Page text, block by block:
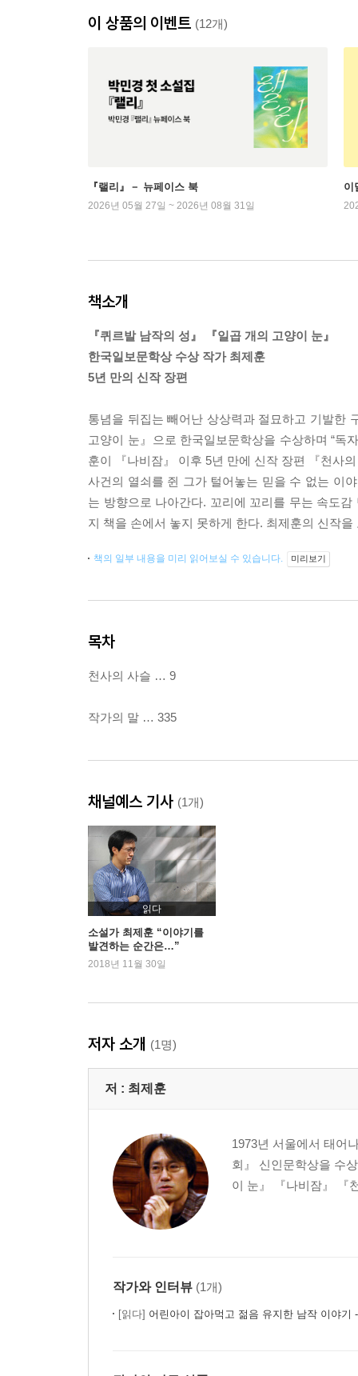
이 상품의 이벤트 (12개)
『랠리』－ 뉴페이스 북
2026년 05월 27일 ~ 2026년 08월 31일
이
책소개
『퀴르발 남작의 성』 『일곱 개의 고양이 눈』
한국일보문학상 수상 작가 최제훈
5년 만의 신작 장편
통념을 뒤집는 빼어난 상상력과 절묘하고 기발한
고양이 눈』으로 한국일보문학상을 수상하며 “독
훈이 『나비잠』 이후 5년 만에 신작 장편 『천사
사건의 열쇠를 쥔 그가 털어놓는 믿을 수 없는 이
는 방향으로 나아간다. 꼬리에 꼬리를 무는 속도
지 책을 손에서 놓지 못하게 한다. 최제훈의 신작
책의 일부 내용을 미리 읽어보실 수 있습니다. 미리보기
목차
천사의 사슬 … 9
작가의 말 … 335
채널예스 기사 (1개)
읽다
소설가 최제훈 “이야기를
발견하는 순간은…”
2018년 11월 30일
저자 소개 (1명)
저 : 최제훈
1973년 서울에서 태어
회』 신인문학상을 수
이 눈』 『나비잠』 『
작가와 인터뷰 (1개)
[읽다] 어린아이 잡아먹고 젊음 유지한 남작 이야기 - 『퀴르